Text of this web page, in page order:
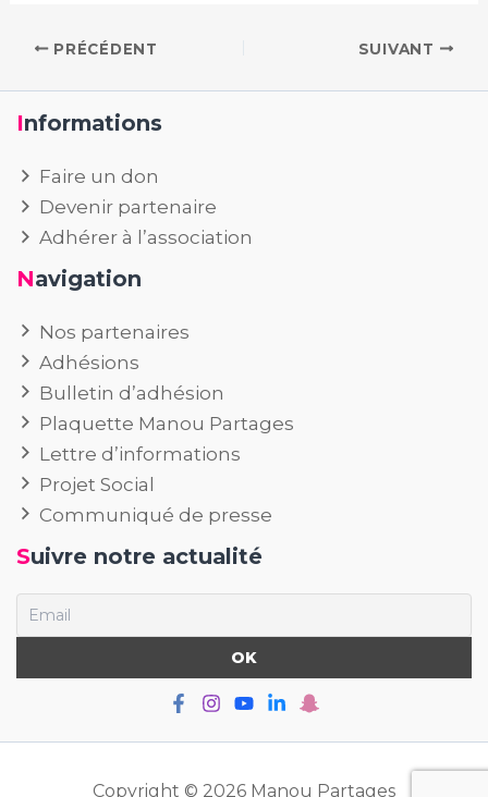
PRÉCÉDENT SUIVANT
Informations
Faire un don
Devenir partenaire
Adhérer à l’association
Navigation
Nos partenaires
Adhésions
Bulletin d’adhésion
Plaquette Manou Partages
Lettre d’informations
Projet Social
Communiqué de presse
Suivre notre actualité
Copyright © 2026 Manou Partages